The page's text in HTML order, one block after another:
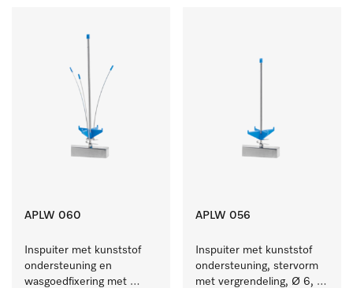
APLW 060
Inspuiter met kunststof
ondersteuning en
wasgoedfixering met
APLW 056
Inspuiter met kunststof
ondersteuning, stervorm
met vergrendeling, Ø 6,